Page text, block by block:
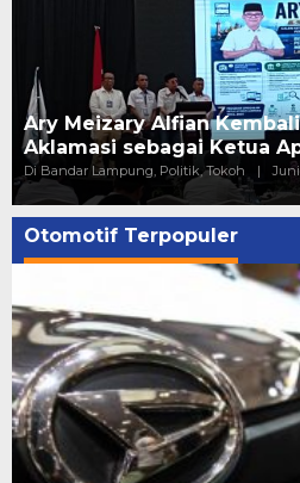
Ary Meizary Alfian
Aklamasi sebagai Ketua
Di Bandar Lampung, Politik, Tokoh | Juni
Otomotif Terpopuler